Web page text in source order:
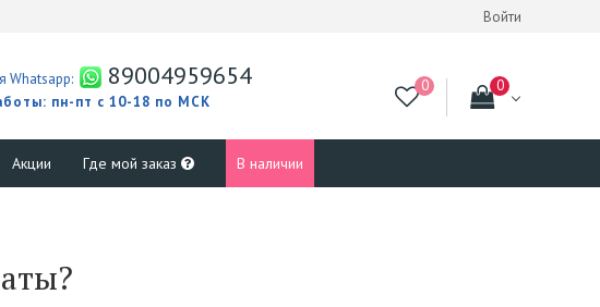
Войти
Whatsapp: 89004959654
пн-пт с 10-18 по МСК
Акции Где мой заказ В наличии